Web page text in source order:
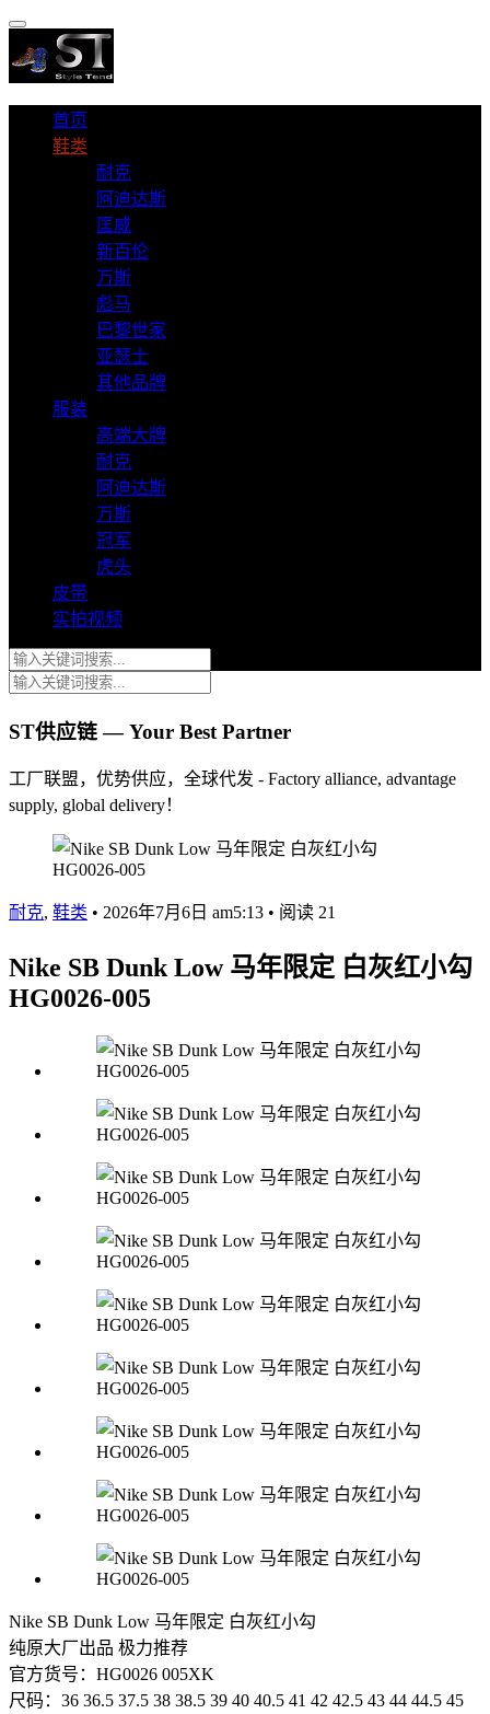
首页
鞋类
耐克
阿迪达斯
匡威
新百伦
万斯
彪马
巴黎世家
亚瑟士
其他品牌
服装
高端大牌
耐克
阿迪达斯
万斯
冠军
虎头
皮带
实拍视频
ST供应链 — Your Best Partner
工厂联盟，优势供应，全球代发 - Factory alliance, advantage
supply, global delivery！
耐克, 鞋类 • 2026年7月6日 am5:13 • 阅读 21
Nike SB Dunk Low 马年限定 白灰红小勾
HG0026-005
Nike SB Dunk Low 马年限定 白灰红小勾
纯原大厂出品 极力推荐
官方货号：HG0026 005XK
尺码：36 36.5 37.5 38 38.5 39 40 40.5 41 42 42.5 43 44 44.5 45